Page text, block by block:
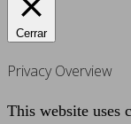
Cerrar
Privacy Overview
This website uses